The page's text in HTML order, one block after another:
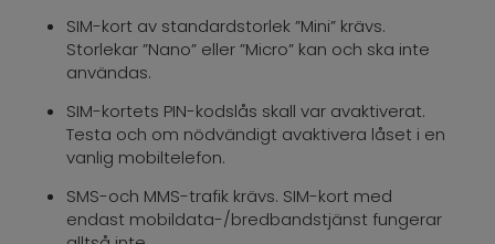
SIM-kort av standardstorlek ”Mini” krävs.
Storlekar ”Nano” eller ”Micro” kan och ska inte
användas.
SIM-kortets PIN-kodslås skall var avaktiverat.
Testa och om nödvändigt avaktivera låset i en
vanlig mobiltelefon.
SMS-och MMS-trafik krävs. SIM-kort med
endast mobildata-/bredbandstjänst fungerar